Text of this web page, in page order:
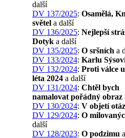
další
DV 137/2025: Osamělá,
světel a další
DV 136/2025: Nejlepší
Dotyk a další
DV 135/2025: O sršních a
DV 133/2024: Karlu
DV 132/2024: Proti válce
léta 2024 a další
DV 131/2024: Chtěl bych
namalovat pořádný obraz
DV 130/2024: V objetí
DV 129/2024: O
další
DV 128/2023: O podzimu